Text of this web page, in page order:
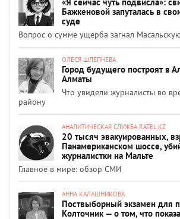
Бажкеновой запуталась в
суде
Вопрос о сумме ущерба загнал
ОЛЕСЯ ШЛЕПНЕВА
Город будущего построят в
Алматы
Что увидели журналисты во
району
АНАЛИТИЧЕСКАЯ СЛУЖБА RATEL.KZ
20 тысяч эвакуированных,
Панамериканском шоссе,
журналистки на Мальте
Главное в мире: обзор СМИ
АННА КАЛАШНИКОВА
Поствыборный экзамен для
Колточник — о том, что